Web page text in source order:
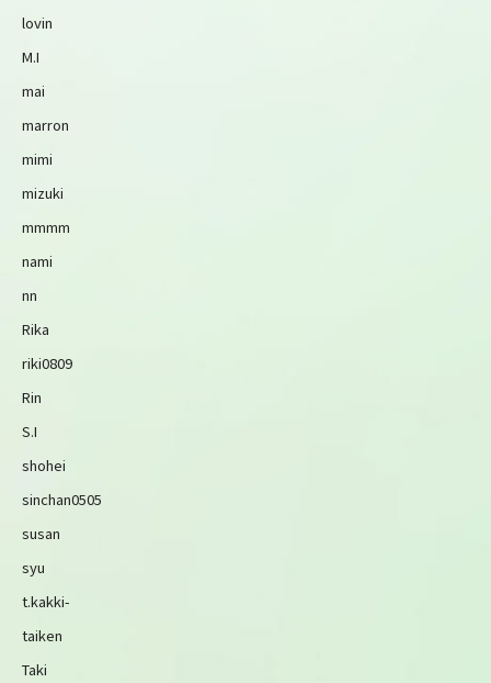
lovin
M.I
mai
marron
mimi
mizuki
mmmm
nami
nn
Rika
riki0809
Rin
S.I
shohei
sinchan0505
susan
syu
t.kakki-
taiken
Taki